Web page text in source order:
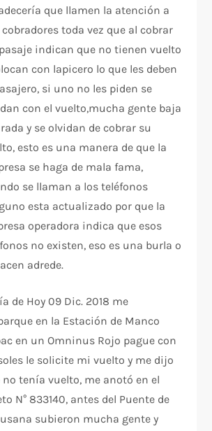
que llamen la atención a
cobradores toda vez que al cobrar
indican que no tienen vuelto
con lapicero lo que les deben
si uno no les piden se
con el vuelto,mucha gente baja
y se olvidan de cobrar su
esto es una manera de que la
se haga de mala fama,
se llaman a los teléfonos
esta actualizado por que la
operadora indica que esos
no existen, eso es una burla o
adrede.
de Hoy 09 Dic. 2018 me
en la Estación de Manco
en un Omninus Rojo pague con
le solicite mi vuelto y me dijo
no tenía vuelto, me anotó en el
N° 833140, antes del Puente de
subieron mucha gente y